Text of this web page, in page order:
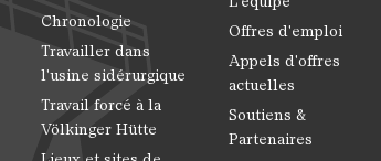
Chronologie
Travailler dans
l'usine sidérurgique
Travail forcé à la
Völkinger Hütte
Offres d'emploi
Appels d'offres
actuelles
Soutiens &
Partenaires